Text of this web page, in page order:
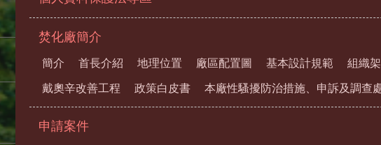
焚化廠簡介
簡介 首長介紹 地理位置 廠區配置圖 基本設計規範 組織
戴奧辛改善工程 政策白皮書 本廠性騷擾防治措施、申訴及調查
申請案件